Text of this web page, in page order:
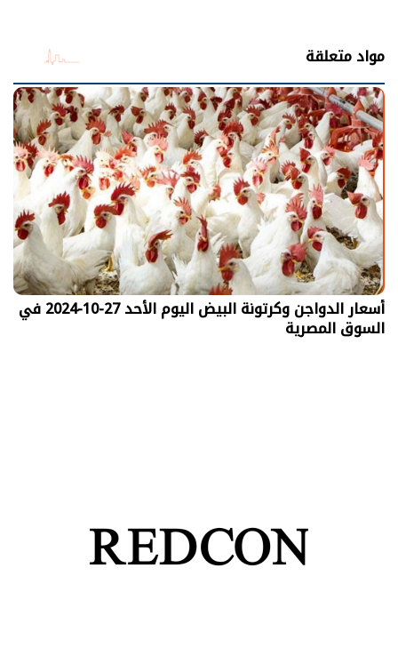
مواد متعلقة
أسعار الدواجن وكرتونة البيض اليوم الأحد 27-10-2024 في
السوق المصرية